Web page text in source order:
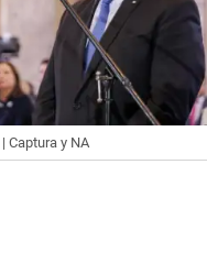
| Captura y NA